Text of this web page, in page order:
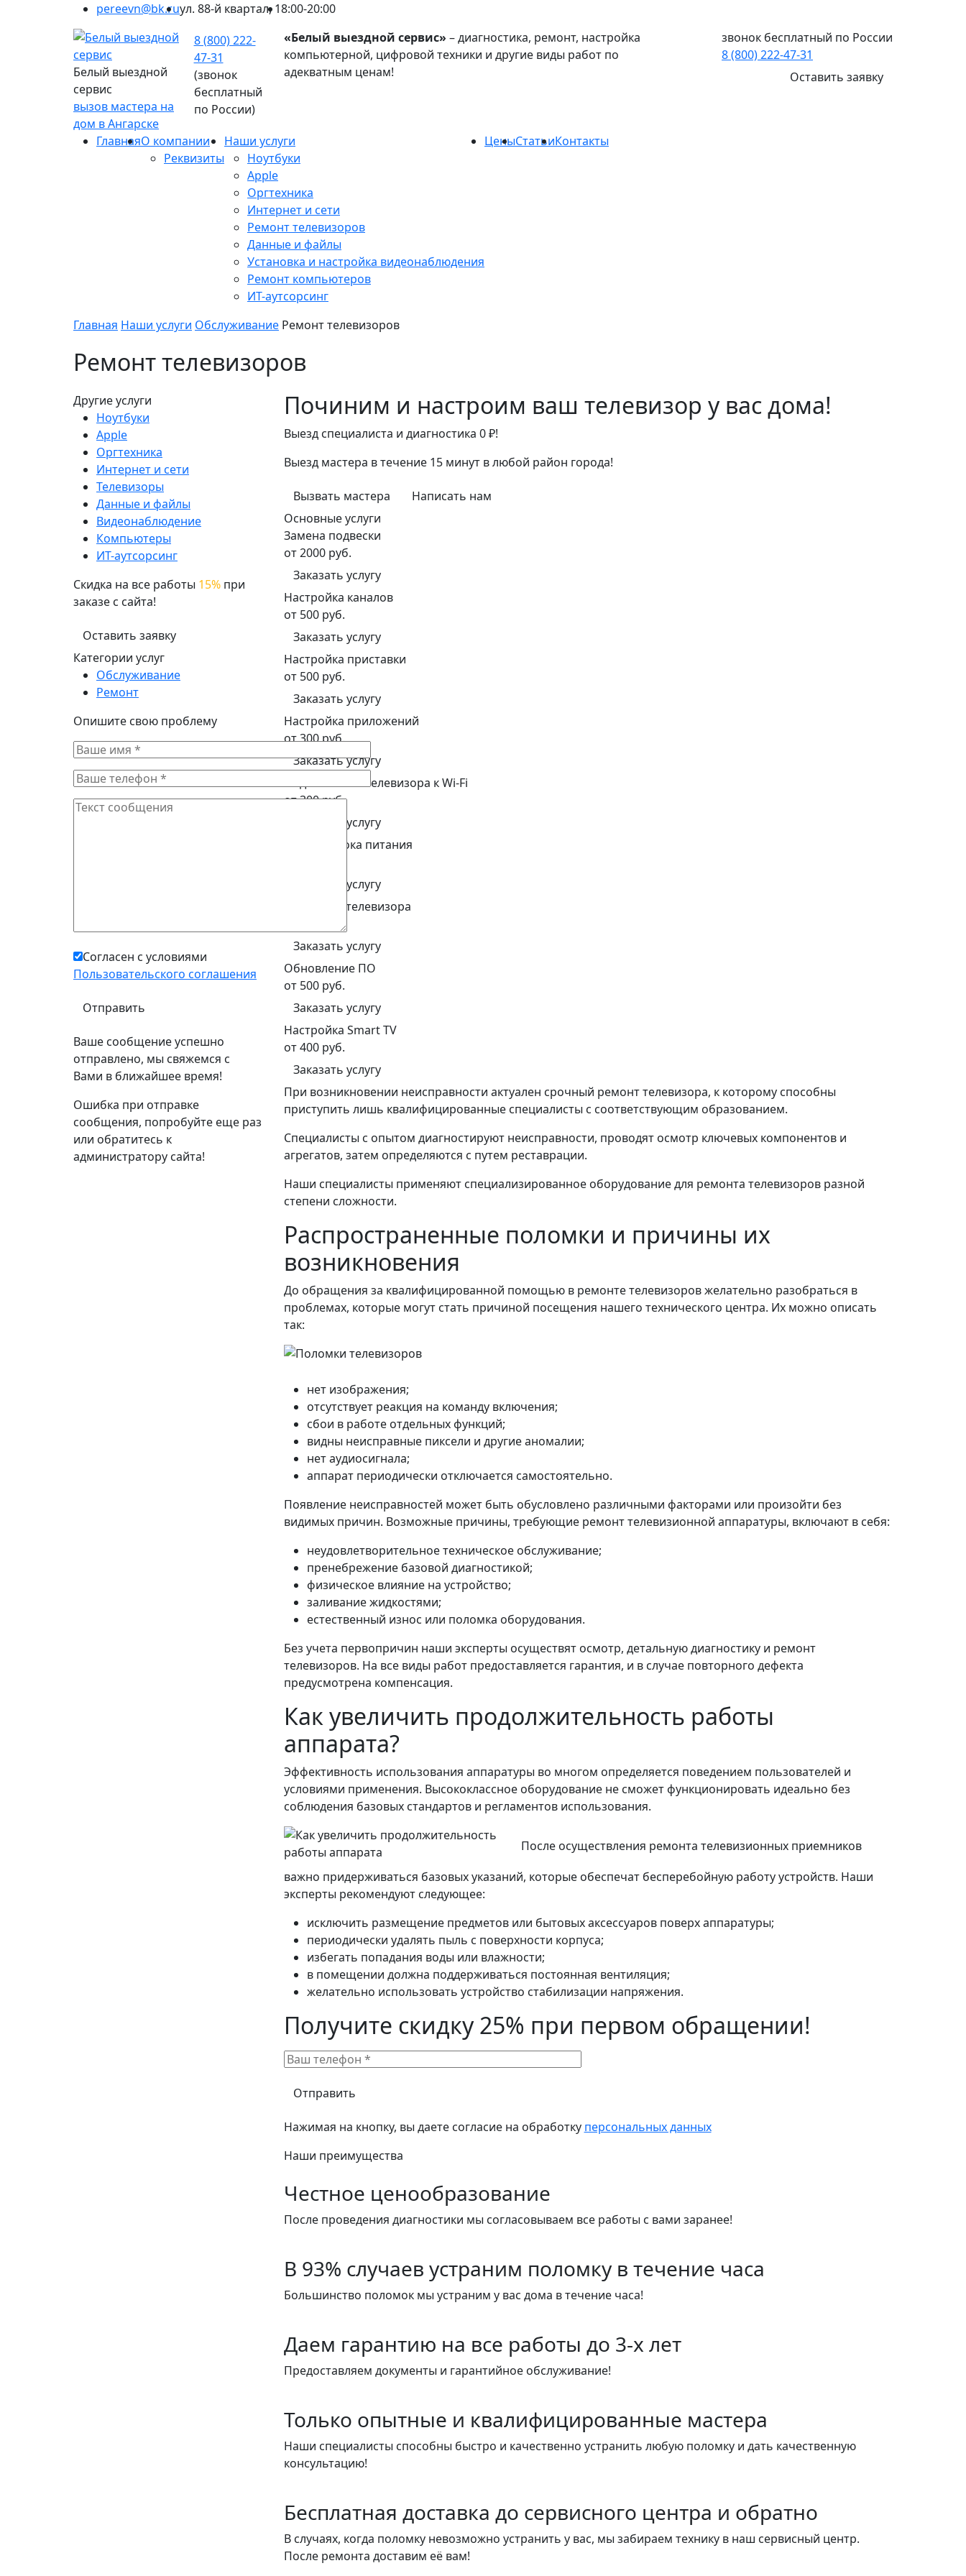
pereevn@bk.ruул. 88-й квартал, 18:00-20:00
Белый выездной
сервис
вызов мастера на
дом в Ангарске
8 (800) 222-
47-31
(звонок
бесплатный
по России)
«Белый выездной сервис» – диагностика, ремонт, настройка
компьютерной, цифровой техники и другие виды работ по
адекватным ценам!
звонок бесплатный по России
8 (800) 222-47-31
Оставить заявку
ГлавнаяО компании
Реквизиты
Наши услуги
Ноутбуки
Apple
Оргтехника
Интернет и сети
Ремонт телевизоров
Данные и файлы
Установка и настройка видеонаблюдения
Ремонт компьютеров
ИТ-аутсорсинг
ЦеныСтатьиКонтакты
Главная Наши услуги Обслуживание Ремонт телевизоров
Ремонт телевизоров
Починим и настроим ваш телевизор у вас дома!
Выезд специалиста и диагностика 0 ₽!
Выезд мастера в течение 15 минут в любой район города!
Вызвать мастера
Написать нам
Основные услуги
Замена подвески
от 2000 руб.
Заказать услугу
Настройка каналов
от 500 руб.
Заказать услугу
Настройка приставки
от 500 руб.
Заказать услугу
Настройка приложений
от 300 руб.
Заказать услугу
Подключение телевизора к Wi-Fi
от 300 руб.
Заказать услугу
Ремонт блока питания
Заказать услугу
Прошивка телевизора
от 890 руб.
Заказать услугу
Обновление ПО
от 500 руб.
Заказать услугу
Настройка Smart TV
от 400 руб.
Заказать услугу
При возникновении неисправности актуален срочный ремонт телевизора, к которому способны
приступить лишь квалифицированные специалисты с соответствующим образованием.
Специалисты с опытом диагностируют неисправности, проводят осмотр ключевых компонентов и
агрегатов, затем определяются с путем реставрации.
Наши специалисты применяют специализированное оборудование для ремонта телевизоров разной
степени сложности.
Распространенные поломки и причины их
возникновения
До обращения за квалифицированной помощью в ремонте телевизоров желательно разобраться в
проблемах, которые могут стать причиной посещения нашего технического центра. Их можно описать
так:
нет изображения;
отсутствует реакция на команду включения;
сбои в работе отдельных функций;
видны неисправные пиксели и другие аномалии;
нет аудиосигнала;
аппарат периодически отключается самостоятельно.
Появление неисправностей может быть обусловлено различными факторами или произойти без
видимых причин. Возможные причины, требующие ремонт телевизионной аппаратуры, включают в себя:
неудовлетворительное техническое обслуживание;
пренебрежение базовой диагностикой;
физическое влияние на устройство;
заливание жидкостями;
естественный износ или поломка оборудования.
Без учета первопричин наши эксперты осуществят осмотр, детальную диагностику и ремонт
телевизоров. На все виды работ предоставляется гарантия, и в случае повторного дефекта
предусмотрена компенсация.
Как увеличить продолжительность работы
аппарата?
Эффективность использования аппаратуры во многом определяется поведением пользователей и
условиями применения. Высококлассное оборудование не сможет функционировать идеально без
соблюдения базовых стандартов и регламентов использования.
После осуществления ремонта телевизионных приемников
важно придерживаться базовых указаний, которые обеспечат бесперебойную работу устройств. Наши
эксперты рекомендуют следующее:
исключить размещение предметов или бытовых аксессуаров поверх аппаратуры;
периодически удалять пыль с поверхности корпуса;
избегать попадания воды или влажности;
в помещении должна поддерживаться постоянная вентиляция;
желательно использовать устройство стабилизации напряжения.
Получите скидку 25% при первом обращении!
Нажимая на кнопку, вы даете согласие на обработку персональных данных
Наши преимущества
Честное ценообразование
После проведения диагностики мы согласовываем все работы с вами заранее!
В 93% случаев устраним поломку в течение часа
Большинство поломок мы устраним у вас дома в течение часа!
Даем гарантию на все работы до 3-х лет
Предоставляем документы и гарантийное обслуживание!
Только опытные и квалифицированные мастера
Наши специалисты способны быстро и качественно устранить любую поломку и дать качественную
консультацию!
Бесплатная доставка до сервисного центра и обратно
В случаях, когда поломку невозможно устранить у вас, мы забираем технику в наш сервисный центр.
После ремонта доставим её вам!
Другие услуги
Ноутбуки
Apple
Оргтехника
Интернет и сети
Телевизоры
Данные и файлы
Видеонаблюдение
Компьютеры
ИТ-аутсорсинг
Скидка на все работы 15% при
заказе с сайта!
Оставить заявку
Категории услуг
Обслуживание
Ремонт
Опишите свою проблему
Согласен с условиями
Пользовательского соглашения
Ваше сообщение успешно
отправлено, мы свяжемся с
Вами в ближайшее время!
Ошибка при отправке
сообщения, попробуйте еще раз
или обратитесь к
администратору сайта!